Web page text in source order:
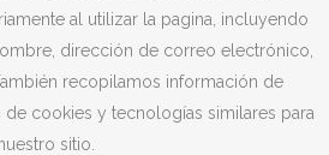
al utilizar la pagina, incluyendo
dirección de correo electrónico,
recopilamos información de
de cookies y tecnologías similares para
sitio.